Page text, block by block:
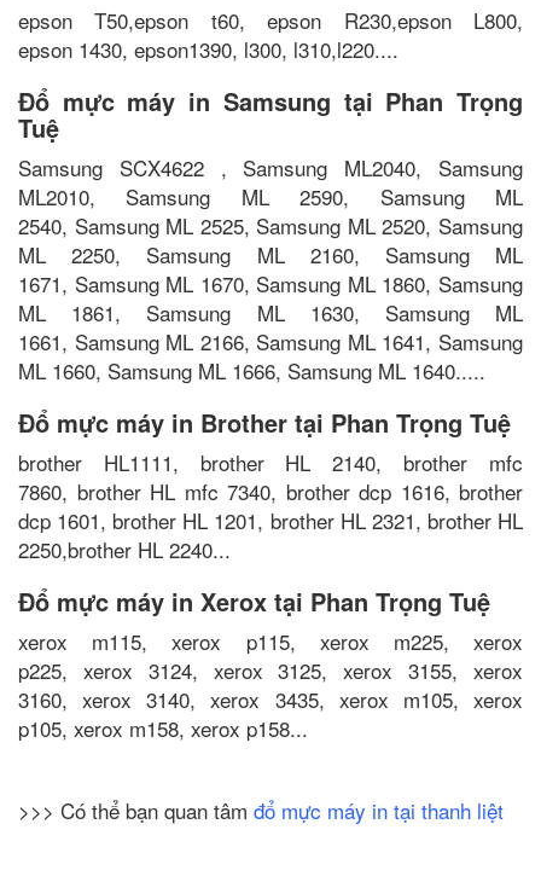
epson T50,epson t60, epson R230,epson L800,
epson 1430, epson1390, l300, l310,l220....
Đổ mực máy in Samsung tại Phan Trọng
Tuệ
Samsung SCX4622 , Samsung ML2040, Samsung
ML2010, Samsung ML 2590, Samsung ML
2540, Samsung ML 2525, Samsung ML 2520, Samsung
ML 2250, Samsung ML 2160, Samsung ML
1671, Samsung ML 1670, Samsung ML 1860, Samsung
ML 1861, Samsung ML 1630, Samsung ML
1661, Samsung ML 2166, Samsung ML 1641, Samsung
ML 1660, Samsung ML 1666, Samsung ML 1640.....
Đổ mực máy in Brother tại Phan Trọng Tuệ
brother HL1111, brother HL 2140, brother mfc
7860, brother HL mfc 7340, brother dcp 1616, brother
dcp 1601, brother HL 1201, brother HL 2321, brother HL
2250,brother HL 2240...
Đổ mực máy in Xerox tại Phan Trọng Tuệ
xerox m115, xerox p115, xerox m225, xerox
p225, xerox 3124, xerox 3125, xerox 3155, xerox
3160, xerox 3140, xerox 3435, xerox m105, xerox
p105, xerox m158, xerox p158...
>>> Có thể bạn quan tâm đổ mực máy in tại thanh liệt